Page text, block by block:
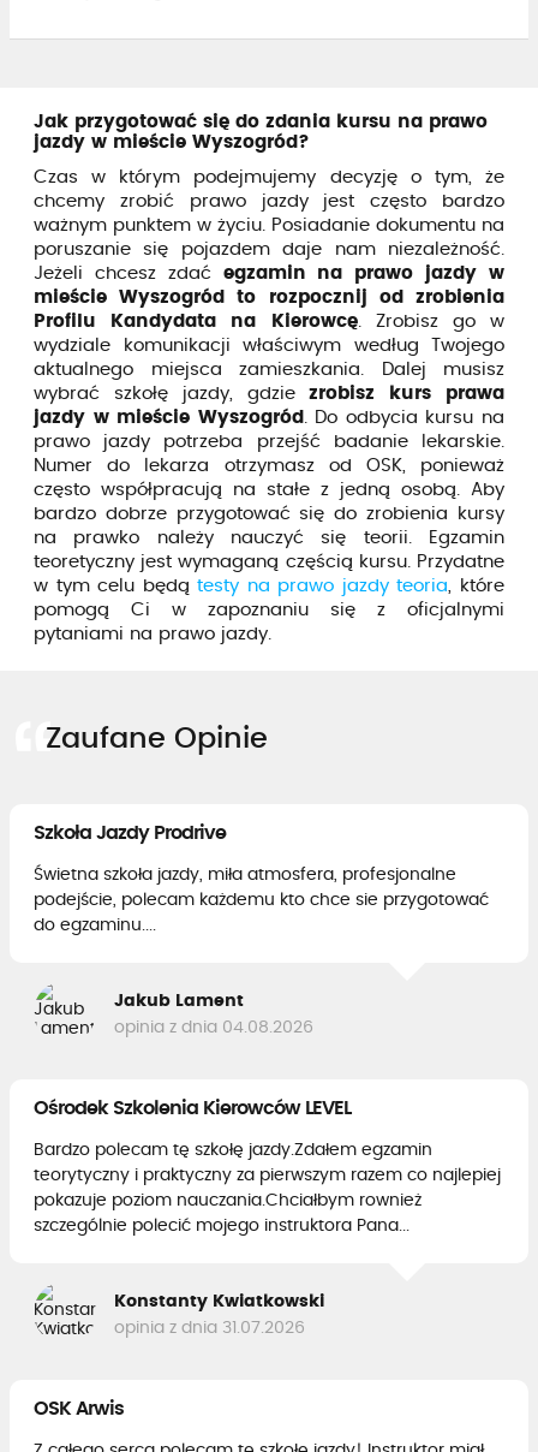
Jak przygotować się do zdania kursu na prawo
jazdy w mieście Wyszogród?
Czas w którym podejmujemy decyzję o tym, że
chcemy zrobić prawo jazdy jest często bardzo
ważnym punktem w życiu. Posiadanie dokumentu na
poruszanie się pojazdem daje nam niezależność.
Jeżeli chcesz zdać egzamin na prawo jazdy w
mieście Wyszogród to rozpocznij od zrobienia
Profilu Kandydata na Kierowcę. Zrobisz go w
wydziale komunikacji właściwym według Twojego
aktualnego miejsca zamieszkania. Dalej musisz
wybrać szkołę jazdy, gdziezrobisz kurs prawa
jazdy w mieście Wyszogród
. Do odbycia kursu na
prawo jazdy potrzeba przejść badanie lekarskie.
Numer do lekarza otrzymasz od OSK, ponieważ
często współpracują na stałe z jedną osobą. Aby
bardzo dobrze przygotować się do zrobienia kursy
na prawko należy nauczyć się teorii. Egzamin
teoretyczny jest wymaganą częścią kursu. Przydatne
w tym celu będątesty na prawo jazdy teoria , które
pomogą Ci w zapoznaniu się z oficjalnymi
pytaniami na prawo jazdy.
Zaufane Opinie
Szkoła Jazdy Prodrive
Świetna szkoła jazdy, miła atmosfera, profesjonalne
podejście, polecam każdemu kto chce sie przygotować
do egzaminu....
Jakub Lament
opinia z dnia 04.08.2026
Ośrodek Szkolenia Kierowców LEVEL
Bardzo polecam tę szkołę jazdy.Zdałem egzamin
teorytyczny i praktyczny za pierwszym razem co najlepiej
pokazuje poziom nauczania.Chciałbym rownież
szczególnie polecić mojego instruktora Pana...
Konstanty Kwiatkowski
opinia z dnia 31.07.2026
OSK Arwis